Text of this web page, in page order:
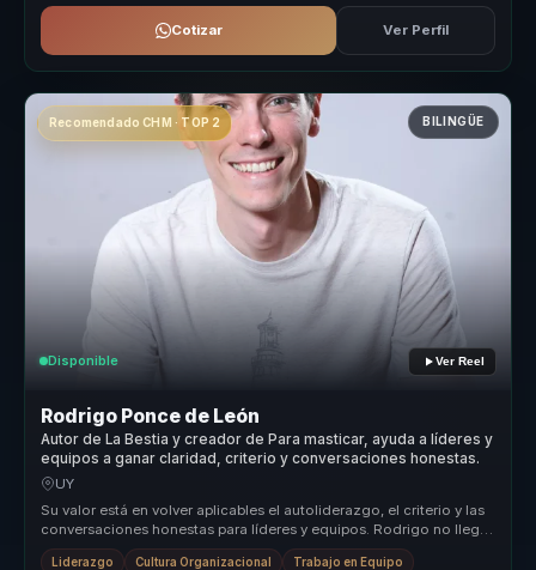
Cotizar Ver Perfil
Recomendado CHM · TOP 2 BILINGÜE
Disponible Ver Reel
Rodrigo Ponce de León
Autor de La Bestia y creador de Para masticar, ayuda a líderes y
equipos a ganar claridad, criterio y conversaciones honestas.
UY
Su valor está en volver aplicables el autoliderazgo, el criterio y las
conversaciones honestas para líderes y equipos. Rodrigo no llega
c...
Liderazgo Cultura Organizacional Trabajo en Equipo